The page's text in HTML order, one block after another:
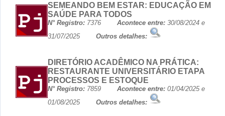
SEMEANDO BEM ESTAR: EDUCAÇÃO EM
SAÚDE PARA TODOS
N° Registro: 7376 Acontece entre: 30/08/2024 e
31/07/2025 Outros detalhes:
DIRETÓRIO ACADÊMICO NA PRÁTICA:
RESTAURANTE UNIVERSITÁRIO ETAPA
PROCESSOS E ESTOQUE
N° Registro: 7859 Acontece entre: 01/04/2025 e
01/08/2025 Outros detalhes: